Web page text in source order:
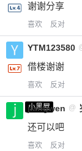
谢谢分享
喜欢 反对
YTM123580
借楼谢谢
喜欢 反对
小黑屋
jiangwen @
还可以吧
喜欢 反对